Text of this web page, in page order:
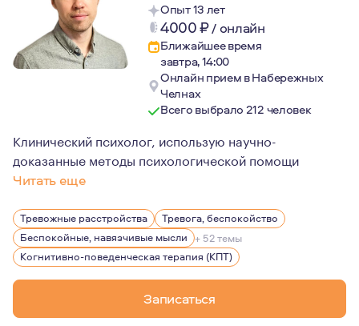
Опыт 13 лет
4000₽/ онлайн
Ближайшее время
завтра, 14:00
Онлайн прием в Набережных
Челнах
Всего выбрало 212 человек
Клинический психолог, использую научно-
доказанные методы психологической помощи
Читать еще
Мой подход к терапии - непредвзятый,
Тревожные расстройства
Тревога, беспокойство
Беспокойные, навязчивые мысли + 52 темы
Когнитивно-поведенческая терапия (КПТ)
Записаться